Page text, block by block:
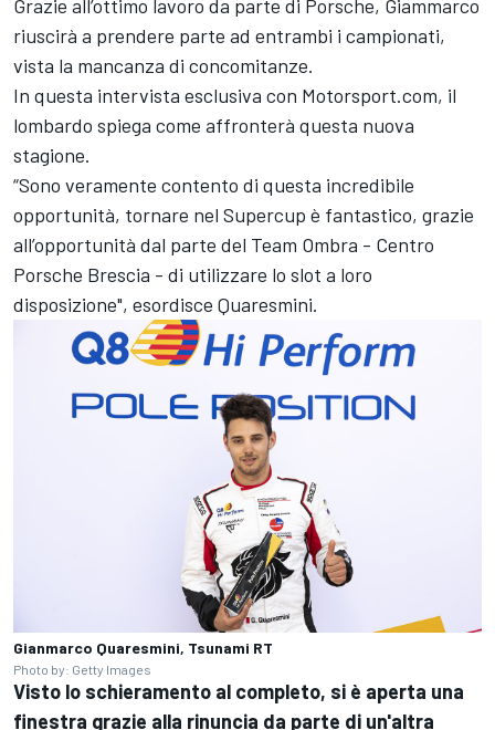
Grazie all’ottimo lavoro da parte di Porsche, Giammarco
riuscirà a prendere parte ad entrambi i campionati,
vista la mancanza di concomitanze.
In questa intervista esclusiva con Motorsport.com, il
lombardo spiega come affronterà questa nuova
stagione.
“Sono veramente contento di questa incredibile
opportunità, tornare nel Supercup è fantastico, grazie
all’opportunità dal parte del Team Ombra - Centro
Porsche Brescia - di utilizzare lo slot a loro
disposizione", esordisce Quaresmini.
Gianmarco Quaresmini, Tsunami RT
Photo by: Getty Images
Visto lo schieramento al completo, si è aperta una
finestra grazie alla rinuncia da parte di un'altra